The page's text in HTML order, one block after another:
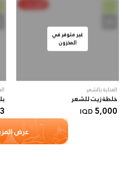
غير متوفر في
المخزون
العناية بالشعر
خلطة زيت للشعر
5,000
IQD
3
عرض